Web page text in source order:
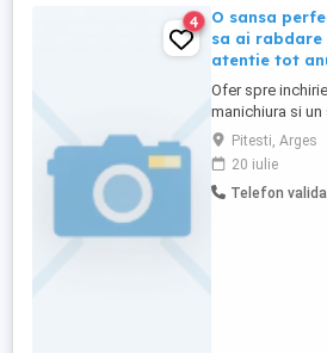
4
O sansa
sa ai rabdare
atentie tot
Ofer spre
manichiura si un
coafor,situate in
mult trafic de
Pitesti, Arges
20 iulie
Telefon